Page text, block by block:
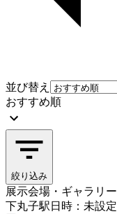
並び替え
おすすめ順
絞り込み
展示会場・ギャラリー
下丸子駅日時：未設定